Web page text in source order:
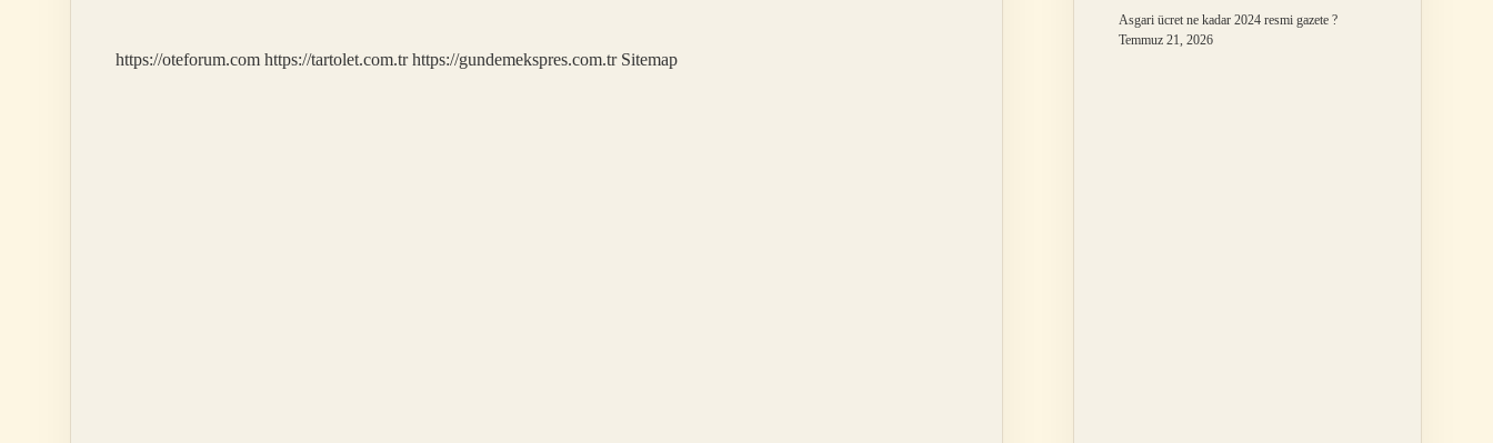
https://oteforum.com https://tartolet.com.tr https://gundemekspres.com.tr Sitemap
Asgari ücret ne kadar 2024 resmi gazete ?
Temmuz 21, 2026